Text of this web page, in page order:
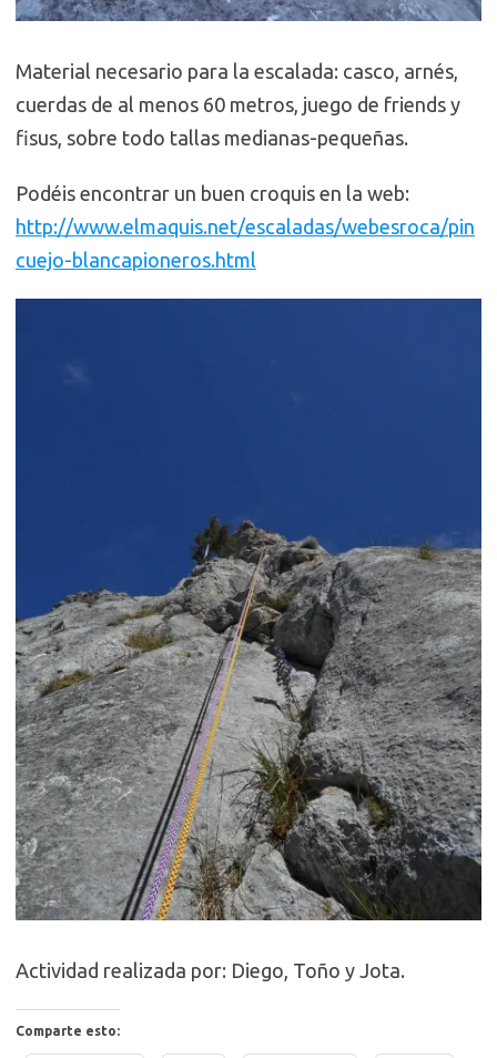
Material necesario para la escalada: casco, arnés,
cuerdas de al menos 60 metros, juego de friends y
fisus, sobre todo tallas medianas-pequeñas.
Podéis encontrar un buen croquis en la web:
http://www.elmaquis.net/escaladas/webesroca/pin
cuejo-blancapioneros.html
Actividad realizada por: Diego, Toño y Jota.
Comparte esto: